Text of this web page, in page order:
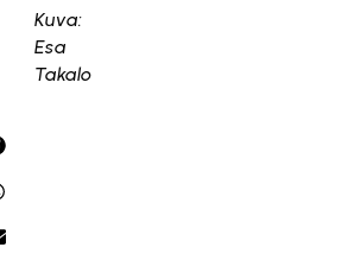
Kuva:
Esa
Takalo